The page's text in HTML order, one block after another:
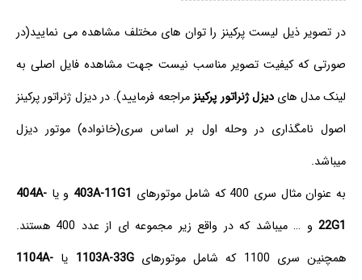
در تصویر ذیل لیست پرکینز را توان های مختلف مشاهده می نمایید(در
صورتی که کیفیت تصویر مناسب نیست جهت مشاهده فایل اصلی به
لینک مدل هایدیزل ژنراتور پرکینز مراجعه فرمایید). در دیزل ژنراتور پرکینز
اصول نامگذاری در وحله اول بر اساس سری(خانواده) موتور دیزل
میباشد.
به عنوان مثال سری 400 که شامل موتورهای
403A-11G1 و یا 404A-
22G1
و … میباشد که در واقع زیر مجموعه ای از عدد 400 هستند.
همچنین سری 1100 که شامل موتورهای
1103A-33G یا 1104A-